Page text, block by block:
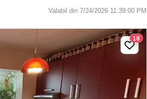
Valabil din 7/24/2026 11:39:00 PM
18